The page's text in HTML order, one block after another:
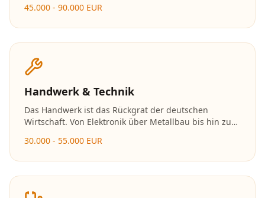
fortschreitenden Digitalisierung wächst der Bedarf an
45.000 - 90.000 EUR
Handwerk & Technik
Das Handwerk ist das Rückgrat der deutschen
Wirtschaft. Von Elektronik über Metallbau bis hin zu
mit exzellenten Zukunftsaussichten und der
30.000 - 55.000 EUR